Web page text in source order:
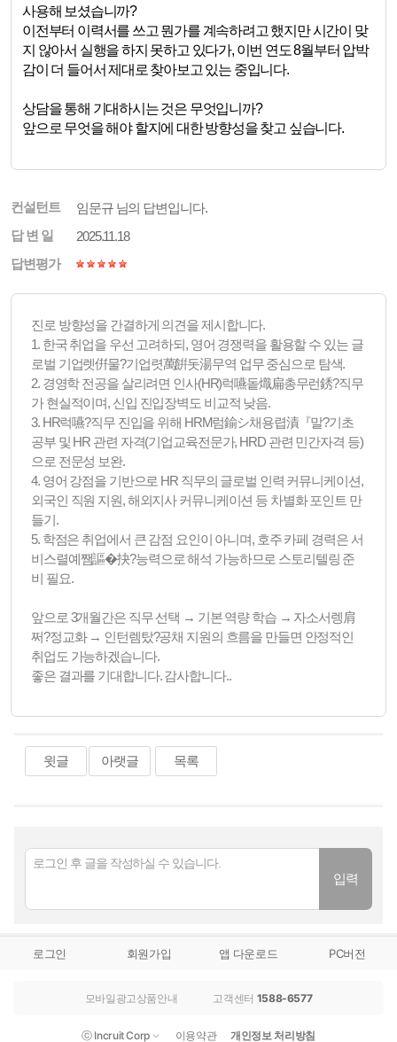
사용해 보셨습니까?
이전부터 이력서를 쓰고 뭔가를 계속하려고 했지만 시간이 맞
지 않아서 실행을 하지 못하고 있다가, 이번 연도 8월부터 압박
감이 더 들어서 제대로 찾아보고 있는 중입니다.
상담을 통해 기대하시는 것은 무엇입니까?
앞으로 무엇을 해야 할지에 대한 방향성을 찾고 싶습니다.
컨설턴트
임문규 님의 답변입니다.
답 변 일
2025.11.18
답변평가
진로 방향성을 간결하게 의견을 제시합니다.
1. 한국 취업을 우선 고려하되, 영어 경쟁력을 활용할 수 있는 글
로벌 기업렛倂물?기업렷萬餠돗湯무역 업무 중심으로 탐색.
2. 경영학 전공을 살리려면 인사(HR)럭嚥돝熾扁총무런銹?직무
가 현실적이며, 신입 진입장벽도 비교적 낮음.
3. HR럭嚥?직무 진입을 위해 HRM럼鍮シ채용렵漬『말?기초
공부 및 HR 관련 자격(기업교육전문가, HRD 관련 민간자격 등)
으로 전문성 보완.
4. 영어 강점을 기반으로 HR 직무의 글로벌 인력 커뮤니케이션,
외국인 직원 지원, 해외지사 커뮤니케이션 등 차별화 포인트 만
들기.
5. 학점은 취업에서 큰 감점 요인이 아니며, 호주 카페 경력은 서
비스렬예쨈謳�抉?능력으로 해석 가능하므로 스토리텔링 준
비 필요.
앞으로 3개월간은 직무 선택 → 기본 역량 학습 → 자소서렝肩
쩌?정교화 → 인턴렘탔?공채 지원의 흐름을 만들면 안정적인
취업도 가능하겠습니다.
좋은 결과를 기대합니다. 감사합니다..
윗글 아랫글 목록
로그인 회원가입 앱 다운로드 PC버전
모바일광고상품안내 고객센터 1588-6577
ⓒ Incruit Corp 이용약관 개인정보 처리방침